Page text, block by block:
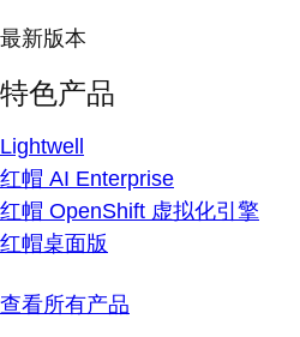
最新版本
特色产品
Lightwell
红帽 AI Enterprise
红帽 OpenShift 虚拟化引擎
红帽桌面版
查看所有产品